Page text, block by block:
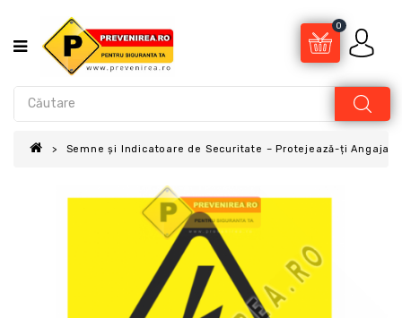
0
Semne și Indicatoare de Securitate – Protejează-ți